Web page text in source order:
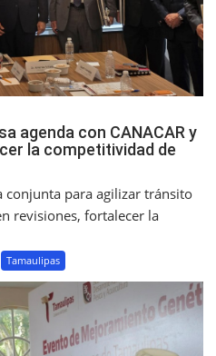
agenda con CANACAR y
la competitividad de
conjunta para agilizar tránsito
revisiones, fortalecer la
Tamaulipas